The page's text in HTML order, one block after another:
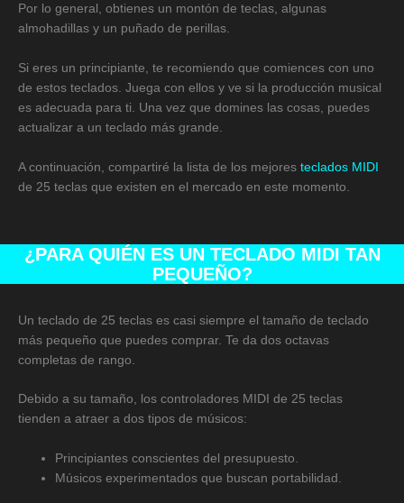
Por lo general, obtienes un montón de teclas, algunas
almohadillas y un puñado de perillas.
Si eres un principiante, te recomiendo que comiences con uno
de estos teclados. Juega con ellos y ve si la producción musical
es adecuada para ti. Una vez que domines las cosas, puedes
actualizar a un teclado más grande.
A continuación, compartiré la lista de los mejores teclados MIDI
de 25 teclas que existen en el mercado en este momento.
¿PARA QUIÉN ES UN TECLADO MIDI TAN
PEQUEÑO?
Un teclado de 25 teclas es casi siempre el tamaño de teclado
más pequeño que puedes comprar. Te da dos octavas
completas de rango.
Debido a su tamaño, los controladores MIDI de 25 teclas
tienden a atraer a dos tipos de músicos:
Principiantes conscientes del presupuesto.
Músicos experimentados que buscan portabilidad.